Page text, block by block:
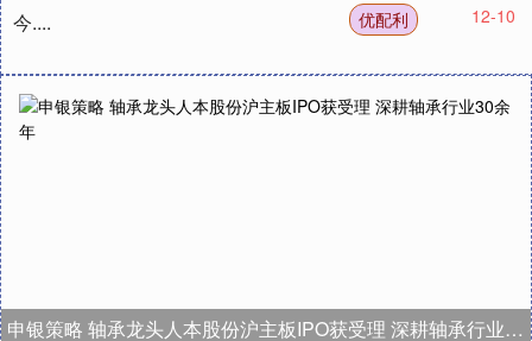
今.... 12-10
优配利
申银策略 轴承龙头人本股份沪主板IPO获受理 深耕轴承行业30余年